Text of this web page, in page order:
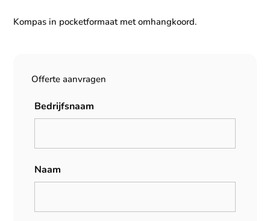
Kompas in pocketformaat met omhangkoord.
Offerte aanvragen
Bedrijfsnaam
Naam